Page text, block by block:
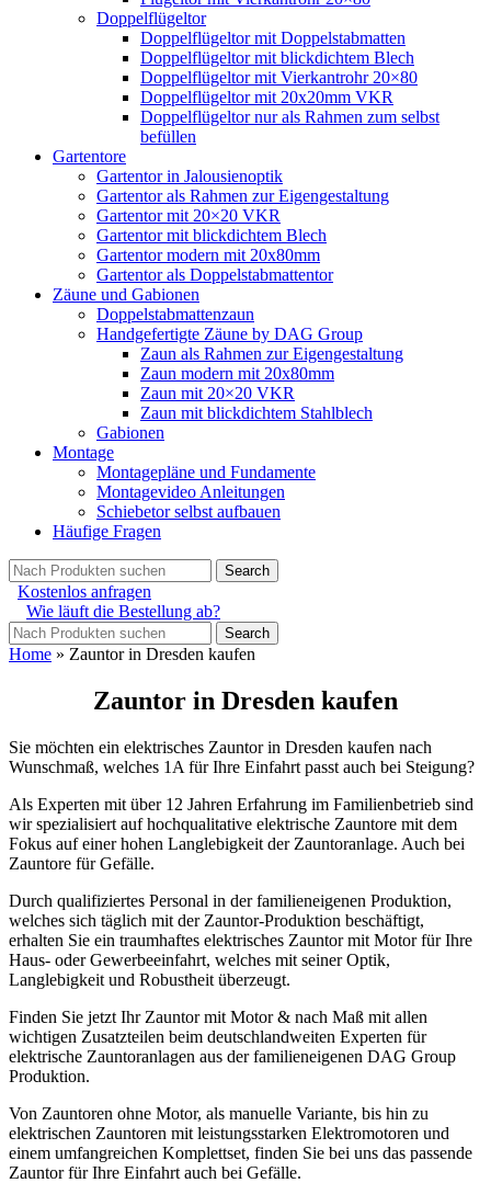
Doppelflügeltor
Doppelflügeltor mit Doppelstabmatten
Doppelflügeltor mit blickdichtem Blech
Doppelflügeltor mit Vierkantrohr 20×80
Doppelflügeltor mit 20x20mm VKR
Doppelflügeltor nur als Rahmen zum selbst
befüllen
Gartentore
Gartentor in Jalousienoptik
Gartentor als Rahmen zur Eigengestaltung
Gartentor mit 20×20 VKR
Gartentor mit blickdichtem Blech
Gartentor modern mit 20x80mm
Gartentor als Doppelstabmattentor
Zäune und Gabionen
Doppelstabmattenzaun
Handgefertigte Zäune by DAG Group
Zaun als Rahmen zur Eigengestaltung
Zaun modern mit 20x80mm
Zaun mit 20×20 VKR
Zaun mit blickdichtem Stahlblech
Gabionen
Montage
Montagepläne und Fundamente
Montagevideo Anleitungen
Schiebetor selbst aufbauen
Häufige Fragen
Search
Kostenlos anfragen
Wie läuft die Bestellung ab?
Search
Home » Zauntor in Dresden kaufen
Zauntor in Dresden kaufen
Sie möchten ein elektrisches Zauntor in Dresden kaufen nach
Wunschmaß, welches 1A für Ihre Einfahrt passt auch bei Steigung?
Als Experten mit über 12 Jahren Erfahrung im Familienbetrieb sind
wir spezialisiert auf hochqualitative elektrische Zauntore mit dem
Fokus auf einer hohen Langlebigkeit der Zauntoranlage. Auch bei
Zauntore für Gefälle.
Durch qualifiziertes Personal in der familieneigenen Produktion,
welches sich täglich mit der Zauntor-Produktion beschäftigt,
erhalten Sie ein traumhaftes elektrisches Zauntor mit Motor für Ihre
Haus- oder Gewerbeeinfahrt, welches mit seiner Optik,
Langlebigkeit und Robustheit überzeugt.
Finden Sie jetzt Ihr Zauntor mit Motor & nach Maß mit allen
wichtigen Zusatzteilen beim deutschlandweiten Experten für
elektrische Zauntoranlagen aus der familieneigenen DAG Group
Produktion.
Von Zauntoren ohne Motor, als manuelle Variante, bis hin zu
elektrischen Zauntoren mit leistungsstarken Elektromotoren und
einem umfangreichen Komplettset, finden Sie bei uns das passende
Zauntor für Ihre Einfahrt auch bei Gefälle.